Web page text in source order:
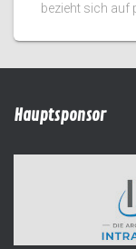
bezieht sich auf
Hauptsponsor